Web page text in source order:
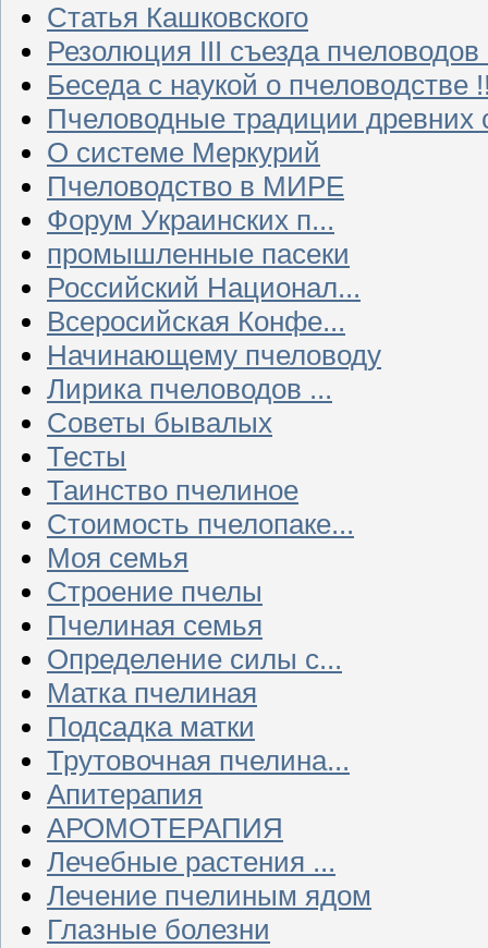
Статья Кашковского
Резолюция III съезда
Беседа с наукой о пчеловодстве
Пчеловодные традиции древних
О системе Меркурий
Пчеловодство в МИРЕ
Форум Украинских п...
промышленные пасеки
Российский Национал...
Всеросийская Конфе...
Начинающему пчеловоду
Лирика пчеловодов ...
Советы бывалых
Тесты
Таинство пчелиное
Стоимость пчелопаке...
Моя семья
Строение пчелы
Пчелиная семья
Определение силы с...
Матка пчелиная
Подсадка матки
Трутовочная пчелина...
Апитерапия
АРОМОТЕРАПИЯ
Лечебные растения ...
Лечение пчелиным ядом
Глазные болезни